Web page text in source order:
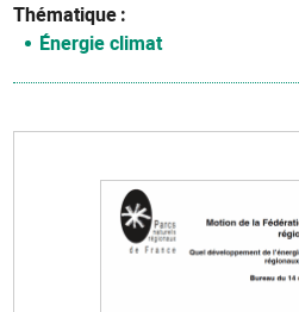
Thématique
Énergie climat